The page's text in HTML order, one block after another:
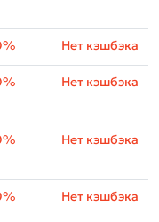
Нет кэшбэка
Нет кэшбэка
Нет кэшбэка
Нет кэшбэка